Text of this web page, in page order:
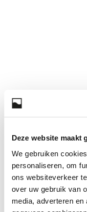
Deze website maakt
We gebruiken
personaliseren, om
ons websiteverkeer
over uw gebruik van
media, adverteren